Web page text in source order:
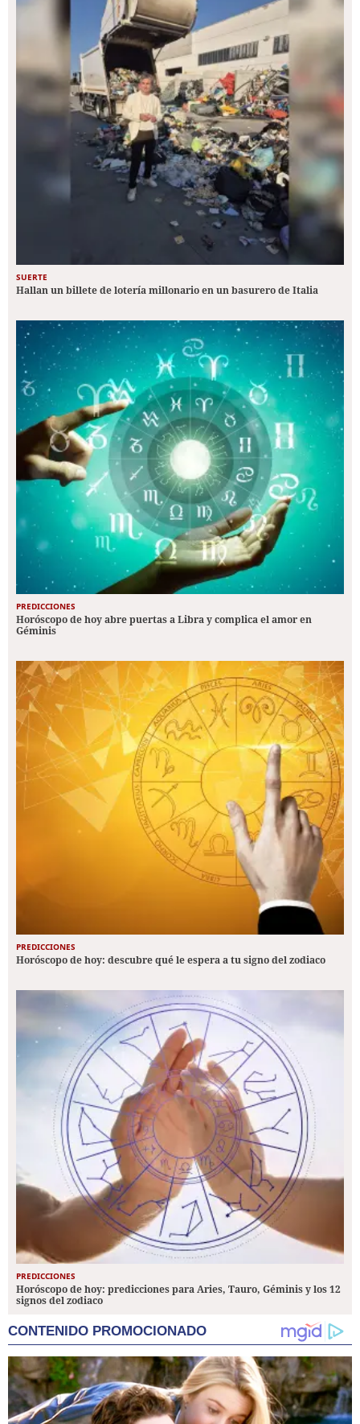
SUERTE
Hallan un billete de lotería millonario en un basurero de Italia
PREDICCIONES
Horóscopo de hoy abre puertas a Libra y complica el amor en
Géminis
PREDICCIONES
Horóscopo de hoy: descubre qué le espera a tu signo del zodiaco
PREDICCIONES
Horóscopo de hoy: predicciones para Aries, Tauro, Géminis y los 12
signos del zodiaco
CONTENIDO PROMOCIONADO